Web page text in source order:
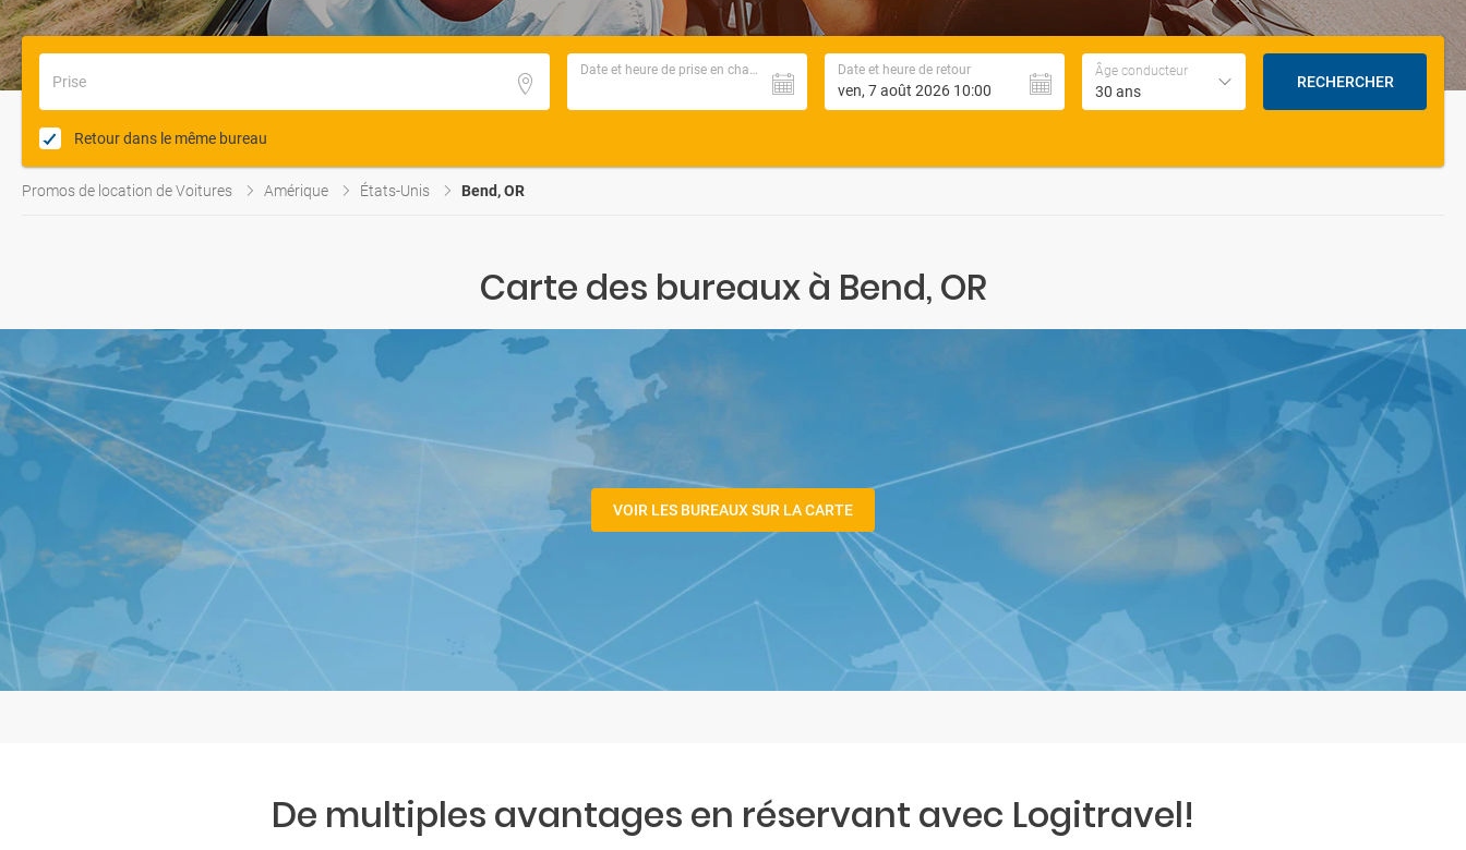
Prise
Date et heure de prise en charge Date et heure de retour Âge conducteur
30 ans
RECHERCHER
Retour dans le même bureau
Promos de location de Voitures Amérique États-Unis Bend, OR
Carte des bureaux à Bend, OR
VOIR LES BUREAUX SUR LA CARTE
De multiples avantages en réservant avec Logitravel!